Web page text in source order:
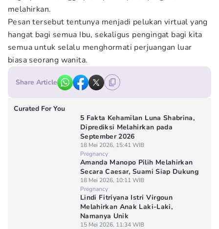
melahirkan.
Pesan tersebut tentunya menjadi pelukan virtual yang
hangat bagi semua Ibu, sekaligus pengingat bagi kita
semua untuk selalu menghormati perjuangan luar
biasa seorang wanita.
Share Article
Curated For You
5 Fakta Kehamilan Luna Shabrina,
Diprediksi Melahirkan pada
September 2026
18 Mei 2026, 15:41 WIB
Pregnancy
Amanda Manopo Pilih Melahirkan
Secara Caesar, Suami Siap Dukung
18 Mei 2026, 10:11 WIB
Pregnancy
Lindi Fitriyana Istri Virgoun
Melahirkan Anak Laki-Laki,
Namanya Unik
15 Mei 2026, 11:34 WIB